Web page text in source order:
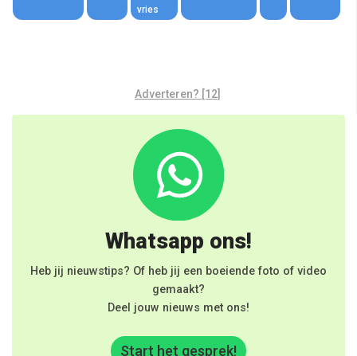
vries
Adverteren? [12]
Whatsapp ons!
Heb jij nieuwstips? Of heb jij een boeiende foto of video
gemaakt?
Deel jouw nieuws met ons!
Start het gesprek!